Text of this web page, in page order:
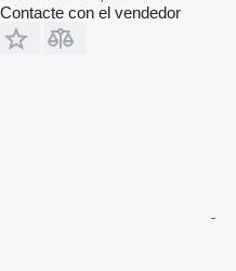
Contacte con el vendedor